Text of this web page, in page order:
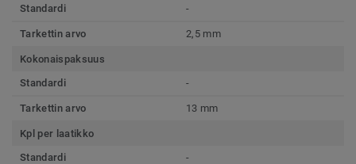
Standardi
-
Tarkettin arvo 2,5 mm
Kokonaispaksuus
Standardi
-
Tarkettin arvo 13 mm
Kpl per laatikko
Standardi
-